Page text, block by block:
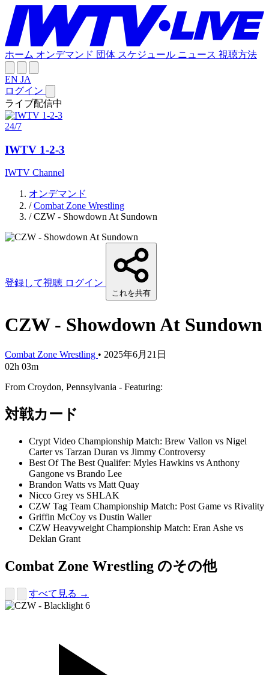
ホーム オンデマンド 団体 スケジュール ニュース 視聴方法
EN JA
ログイン
ライブ配信中
24/7
IWTV 1-2-3
IWTV Channel
オンデマンド
/ Combat Zone Wrestling
/ CZW - Showdown At Sundown
登録して視聴 ログイン
これを共有
CZW - Showdown At Sundown
Combat Zone Wrestling • 2025年6月21日
02h 03m
From Croydon, Pennsylvania - Featuring:
対戦カード
Crypt Video Championship Match: Brew Vallon vs Nigel
Carter vs Tarzan Duran vs Jimmy Controversy
Best Of The Best Qualifer: Myles Hawkins vs Anthony
Gangone vs Brando Lee
Brandon Watts vs Matt Quay
Nicco Grey vs SHLAK
CZW Tag Team Championship Match: Post Game vs Rivality
Griffin McCoy vs Dustin Waller
CZW Heavyweight Championship Match: Eran Ashe vs
Deklan Grant
Combat Zone Wrestling のその他
すべて見る →